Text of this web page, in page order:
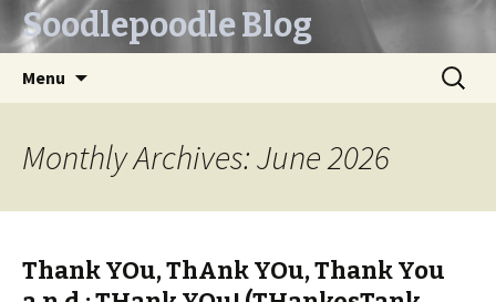
Soodlepoodle Blog
Menu
Search
for:
Monthly Archives: June 2026
Thank YOu, ThAnk YOu, Thank You